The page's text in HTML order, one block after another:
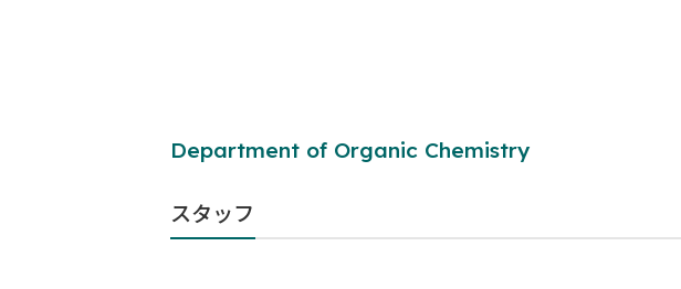
Department of Organic Chemistry
スタッフ